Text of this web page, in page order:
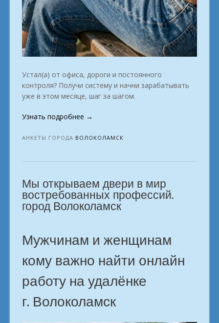
Устал(а) от офиса, дороги и постоянного
контроля? Получи систему и начни зарабатывать
уже в этом месяце, шаг за шагом.
Узнать подробнее «Способы
для
кто
дома.
г.
Волоколамск»
→
АНКЕТЫ ГОРОДА ВОЛОКОЛАМСК
Мы открываем двери в мир
востребованных профессий.
город Волоколамск
Мужчинам и женщинам
кому важно найти онлайн
работу на удалёнке
г. Волоколамск